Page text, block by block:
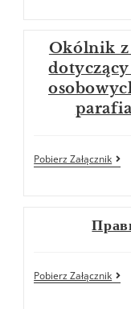
Okólnik z
Pobierz Załącznik
Pobierz Załącznik